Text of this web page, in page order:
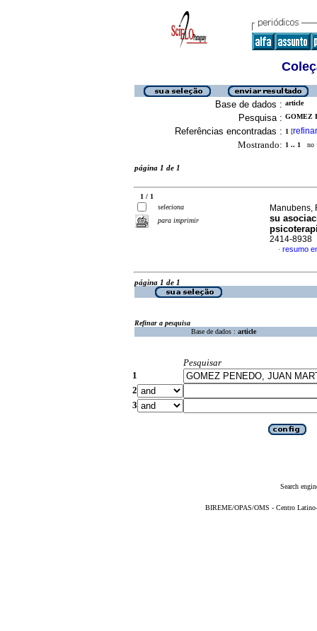
Base de dados : article
Pesquisa : GOMEZ
Referências encontradas : 1 [refinar
Mostrando: 1 .. 1 no
página 1 de 1
1 / 1
seleciona
para imprimir
Manubens,
su
2414-8938
· resumo
página 1 de 1
Refinar a pesquisa
Base de dados : article
Pesquisar
1
2
3
Search
BIREME/OPAS/OMS - Centro Latino-